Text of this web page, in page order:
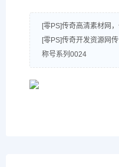
[零PS]传奇高清素材网
[零PS]传奇开发资源网
称号系列0024